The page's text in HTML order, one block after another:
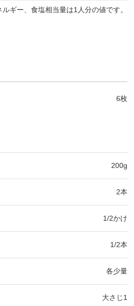
ルギー、食塩相当量は1人分の値です。
6枚
200g
2本
1/2かけ
1/2本
各少量
大さじ1